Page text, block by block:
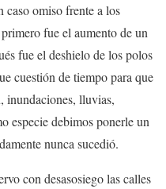
caso omiso frente a los
fue el aumento de un
fue el deshielo de los polos
cuestión de tiempo para que
inundaciones, lluvias,
especie debimos ponerle un
nunca sucedió.
con desasosiego las calles